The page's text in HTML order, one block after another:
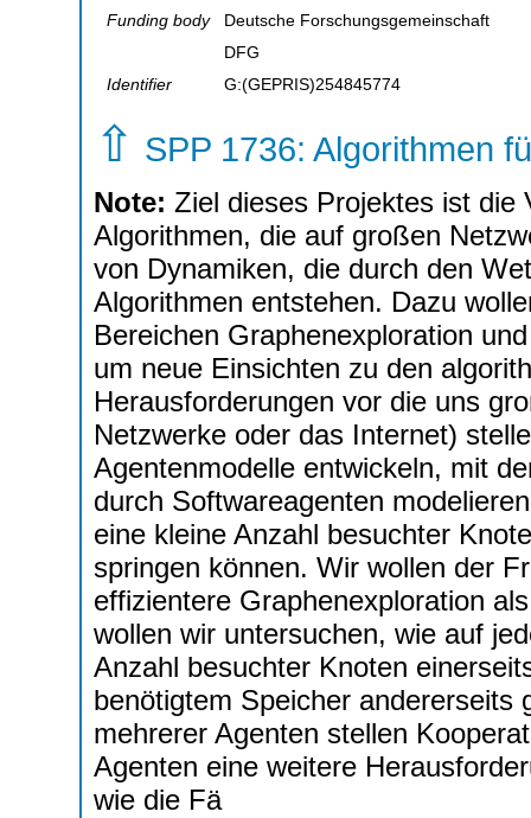
Funding body
Deutsche Forschungsgemeinschaft
DFG
Identifier
G:(GEPRIS)254845774
⇧ SPP 1736: Algorithmen
Note: Ziel dieses Projektes ist die
Algorithmen, die auf großen
von Dynamiken, die durch den
Algorithmen entstehen. Dazu
Bereichen Graphenexploration
um neue Einsichten zu den
Herausforderungen vor die uns
Netzwerke oder das Internet)
Agentenmodelle entwickeln, mit
durch Softwareagenten
eine kleine Anzahl besuchter
springen können. Wir wollen der
effizientere Graphenexploration
wollen wir untersuchen, wie auf
Anzahl besuchter Knoten
benötigtem Speicher andererseits
mehrerer Agenten stellen
Agenten eine weitere
wie die Fä